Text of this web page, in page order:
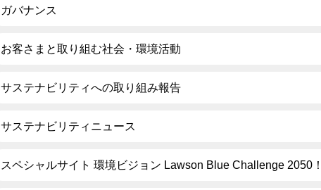
ガバナンス
お客さまと取り組む社会・環境活動
サステナビリティへの取り組み報告
サステナビリティニュース
スペシャルサイト 環境ビジョン Lawson Blue Challenge 2050